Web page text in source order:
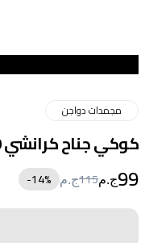
مجمدات دواجن
كوكي جناح كرانشي 700 جم
99ج.م115ج.م 14%-